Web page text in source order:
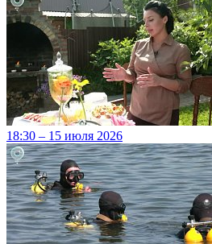
18:30 – 15 июля 2026